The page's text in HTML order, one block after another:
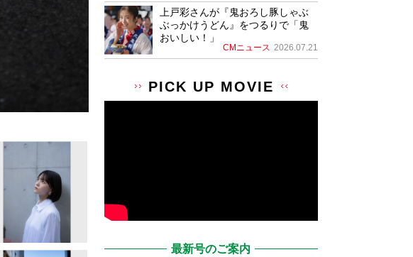
上戸彩さんが『鬼おろし豚しゃぶ
ぶっかけうどん』をつるりで「鬼
おいしい！」
CMニュース 2026.07.21
PICK UP MOVIE
最新号のご案内